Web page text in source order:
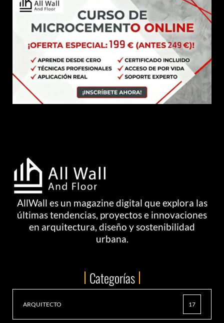
AllWall es un magazine digital que explora las
últimas tendencias, proyectos e innovaciones
en arquitectura, diseño y sostenibilidad
urbana.
Categorías
ARQUITECTO 17